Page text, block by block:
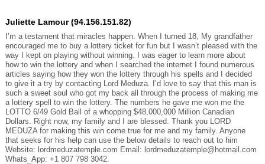
Juliette Lamour (94.156.151.82)
I’m a testament that miracles happen. When I turned 18, My grandfather
encouraged me to buy a lottery ticket for fun but I wasn’t pleased with the
way I kept on playing without winning. I was eager to learn more about
how to win the lottery and when I searched the internet I found numerous
articles saying how they won the lottery through his spells and I decided
to give it a try by contacting Lord Meduza. I’d love to say that this man is
such a sweet soul who got my back all through the process of making me
a lottery spell to win the lottery. The numbers he gave me won me the
LOTTO 6/49 Gold Ball of a whopping $48,000,000 Million Canadian
Dollars. Right now, my family and I are blessed. Thank you LORD
MEDUZA for making this win come true for me and my family. Anyone
that seeks for his help can use the below details to reach out to him
Website: lordmeduzatemple.com Email: lordmeduzatemple@hotmail.com
Whats_App: +1 807 798 3042.